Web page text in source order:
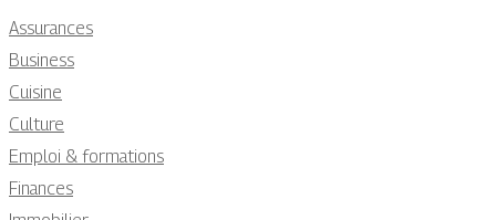
Assurances
Business
Cuisine
Culture
Emploi & formations
Finances